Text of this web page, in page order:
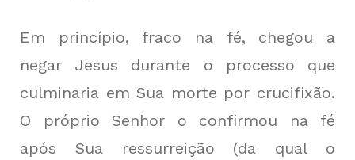
Em princípio, fraco na fé, chegou a
negar Jesus durante o processo que
culminaria em Sua morte por crucifixão.
O próprio Senhor o confirmou na fé
após Sua ressurreição (da qual o